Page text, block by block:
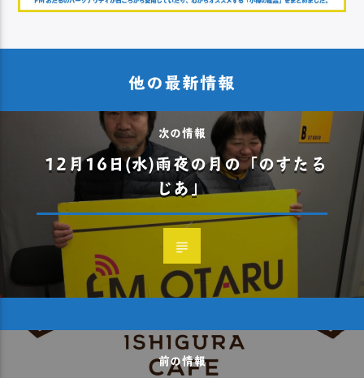
他の最新情報
次の情報
12月16日(水)雨夜の月の「のすたる
じあ」
前の情報